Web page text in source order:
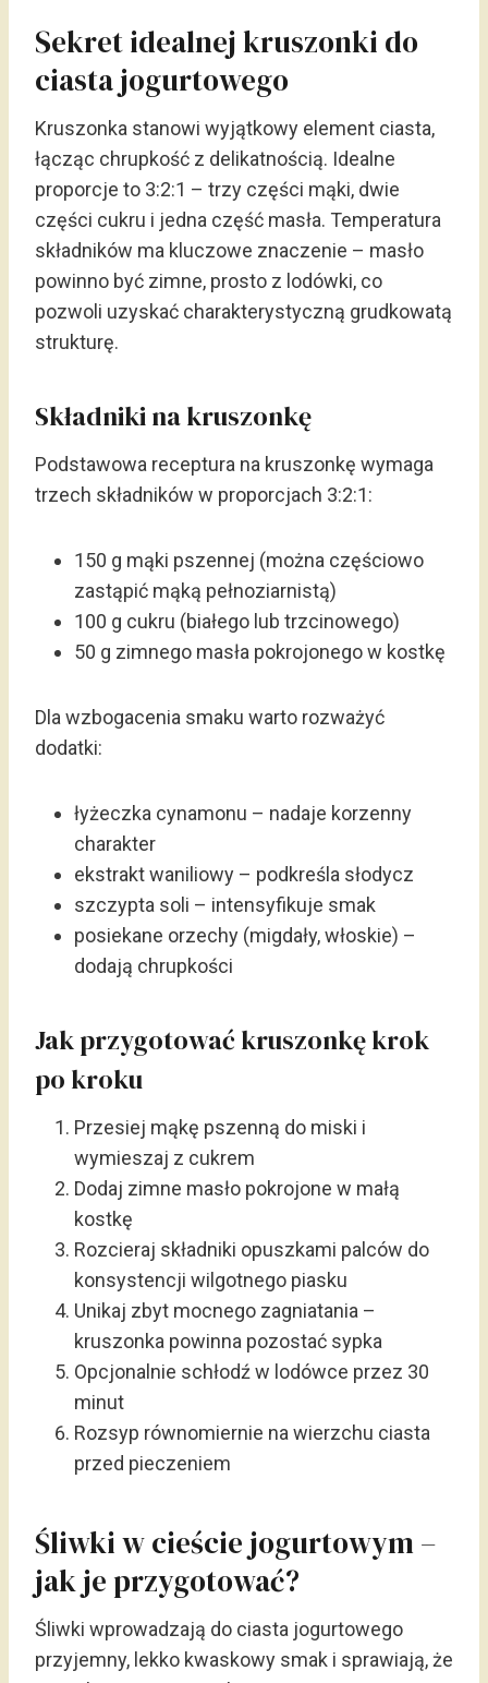
Sekret idealnej kruszonki do
ciasta jogurtowego
Kruszonka stanowi wyjątkowy element ciasta,
łącząc chrupkość z delikatnością. Idealne
proporcje to 3:2:1 – trzy części mąki, dwie
części cukru i jedna część masła. Temperatura
składników ma kluczowe znaczenie – masło
powinno być zimne, prosto z lodówki, co
pozwoli uzyskać charakterystyczną grudkowatą
strukturę.
Składniki na kruszonkę
Podstawowa receptura na kruszonkę wymaga
trzech składników w proporcjach 3:2:1:
150 g mąki pszennej (można częściowo
zastąpić mąką pełnoziarnistą)
100 g cukru (białego lub trzcinowego)
50 g zimnego masła pokrojonego w kostkę
Dla wzbogacenia smaku warto rozważyć
dodatki:
łyżeczka cynamonu – nadaje korzenny
charakter
ekstrakt waniliowy – podkreśla słodycz
szczypta soli – intensyfikuje smak
posiekane orzechy (migdały, włoskie) –
dodają chrupkości
Jak przygotować kruszonkę krok
po kroku
Przesiej mąkę pszenną do miski i
wymieszaj z cukrem
Dodaj zimne masło pokrojone w małą
kostkę
Rozcieraj składniki opuszkami palców do
konsystencji wilgotnego piasku
Unikaj zbyt mocnego zagniatania –
kruszonka powinna pozostać sypka
Opcjonalnie schłodź w lodówce przez 30
minut
Rozsyp równomiernie na wierzchu ciasta
przed pieczeniem
Śliwki w cieście jogurtowym –
jak je przygotować?
Śliwki wprowadzają do ciasta jogurtowego
przyjemny, lekko kwaskowy smak i sprawiają, że